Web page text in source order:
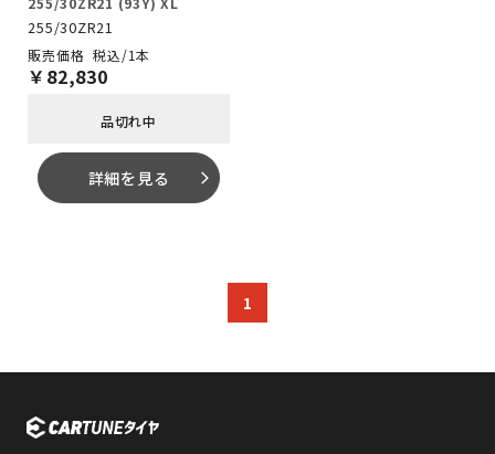
255/30ZR21
税込/1本
￥ 82,830
品切れ中
詳細を見る arrow_forward_ios
1